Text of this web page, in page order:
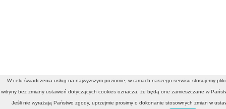
W celu świadczenia usług na najwyższym poziomie, w ramach naszego serwisu stosujemy
witryny bez zmiany ustawień dotyczących cookies oznacza, że będą one zamieszczane w
Jeśli nie wyrażają Państwo zgody, uprzejmie prosimy o dokonanie stosownych zmian w